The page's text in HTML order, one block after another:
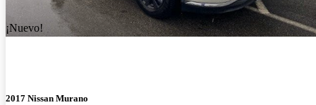
¡Nuevo!
2017 Nissan Murano